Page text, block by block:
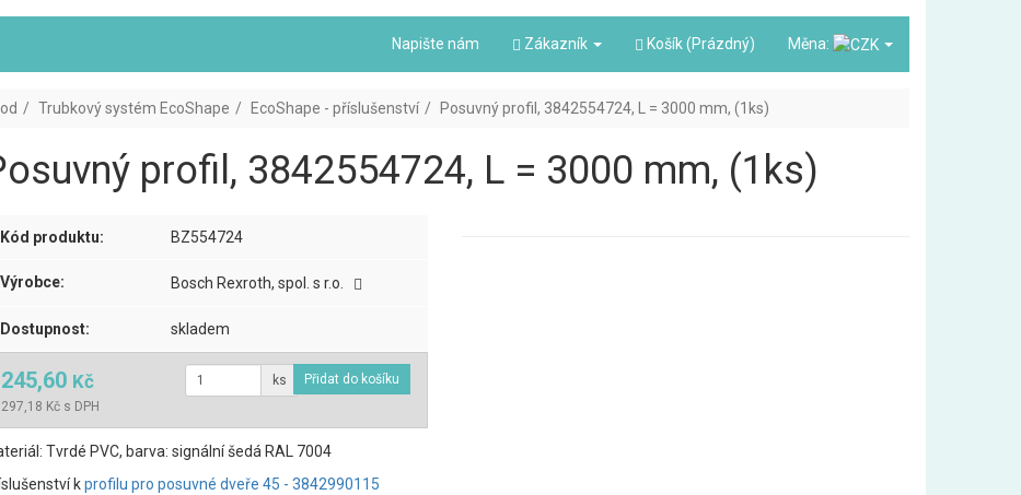
Napište nám Zákazník Košík (Prázdný) Měna:
Trubkový systém EcoShape EcoShape - příslušenství Posuvný profil, 3842554724, L = 3000 mm, (1ks)
profil, 3842554724, L = 3000 mm, (1ks)
Kód produktu: BZ554724
Výrobce: Bosch Rexroth, spol. s r.o.
Dostupnost: skladem
245,60 Kč
297,18 Kč s DPH
ks
Tvrdé PVC, barva: signální šedá RAL 7004
kprofilu pro posuvné dveře 45 - 3842990115